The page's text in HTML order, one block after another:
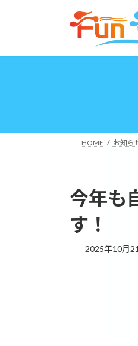
プ
動
HOME お知ら
今年も
す！
2025年10月